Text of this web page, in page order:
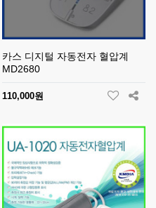
카스 디지털 자동전자 혈압계
MD2680
110,000원